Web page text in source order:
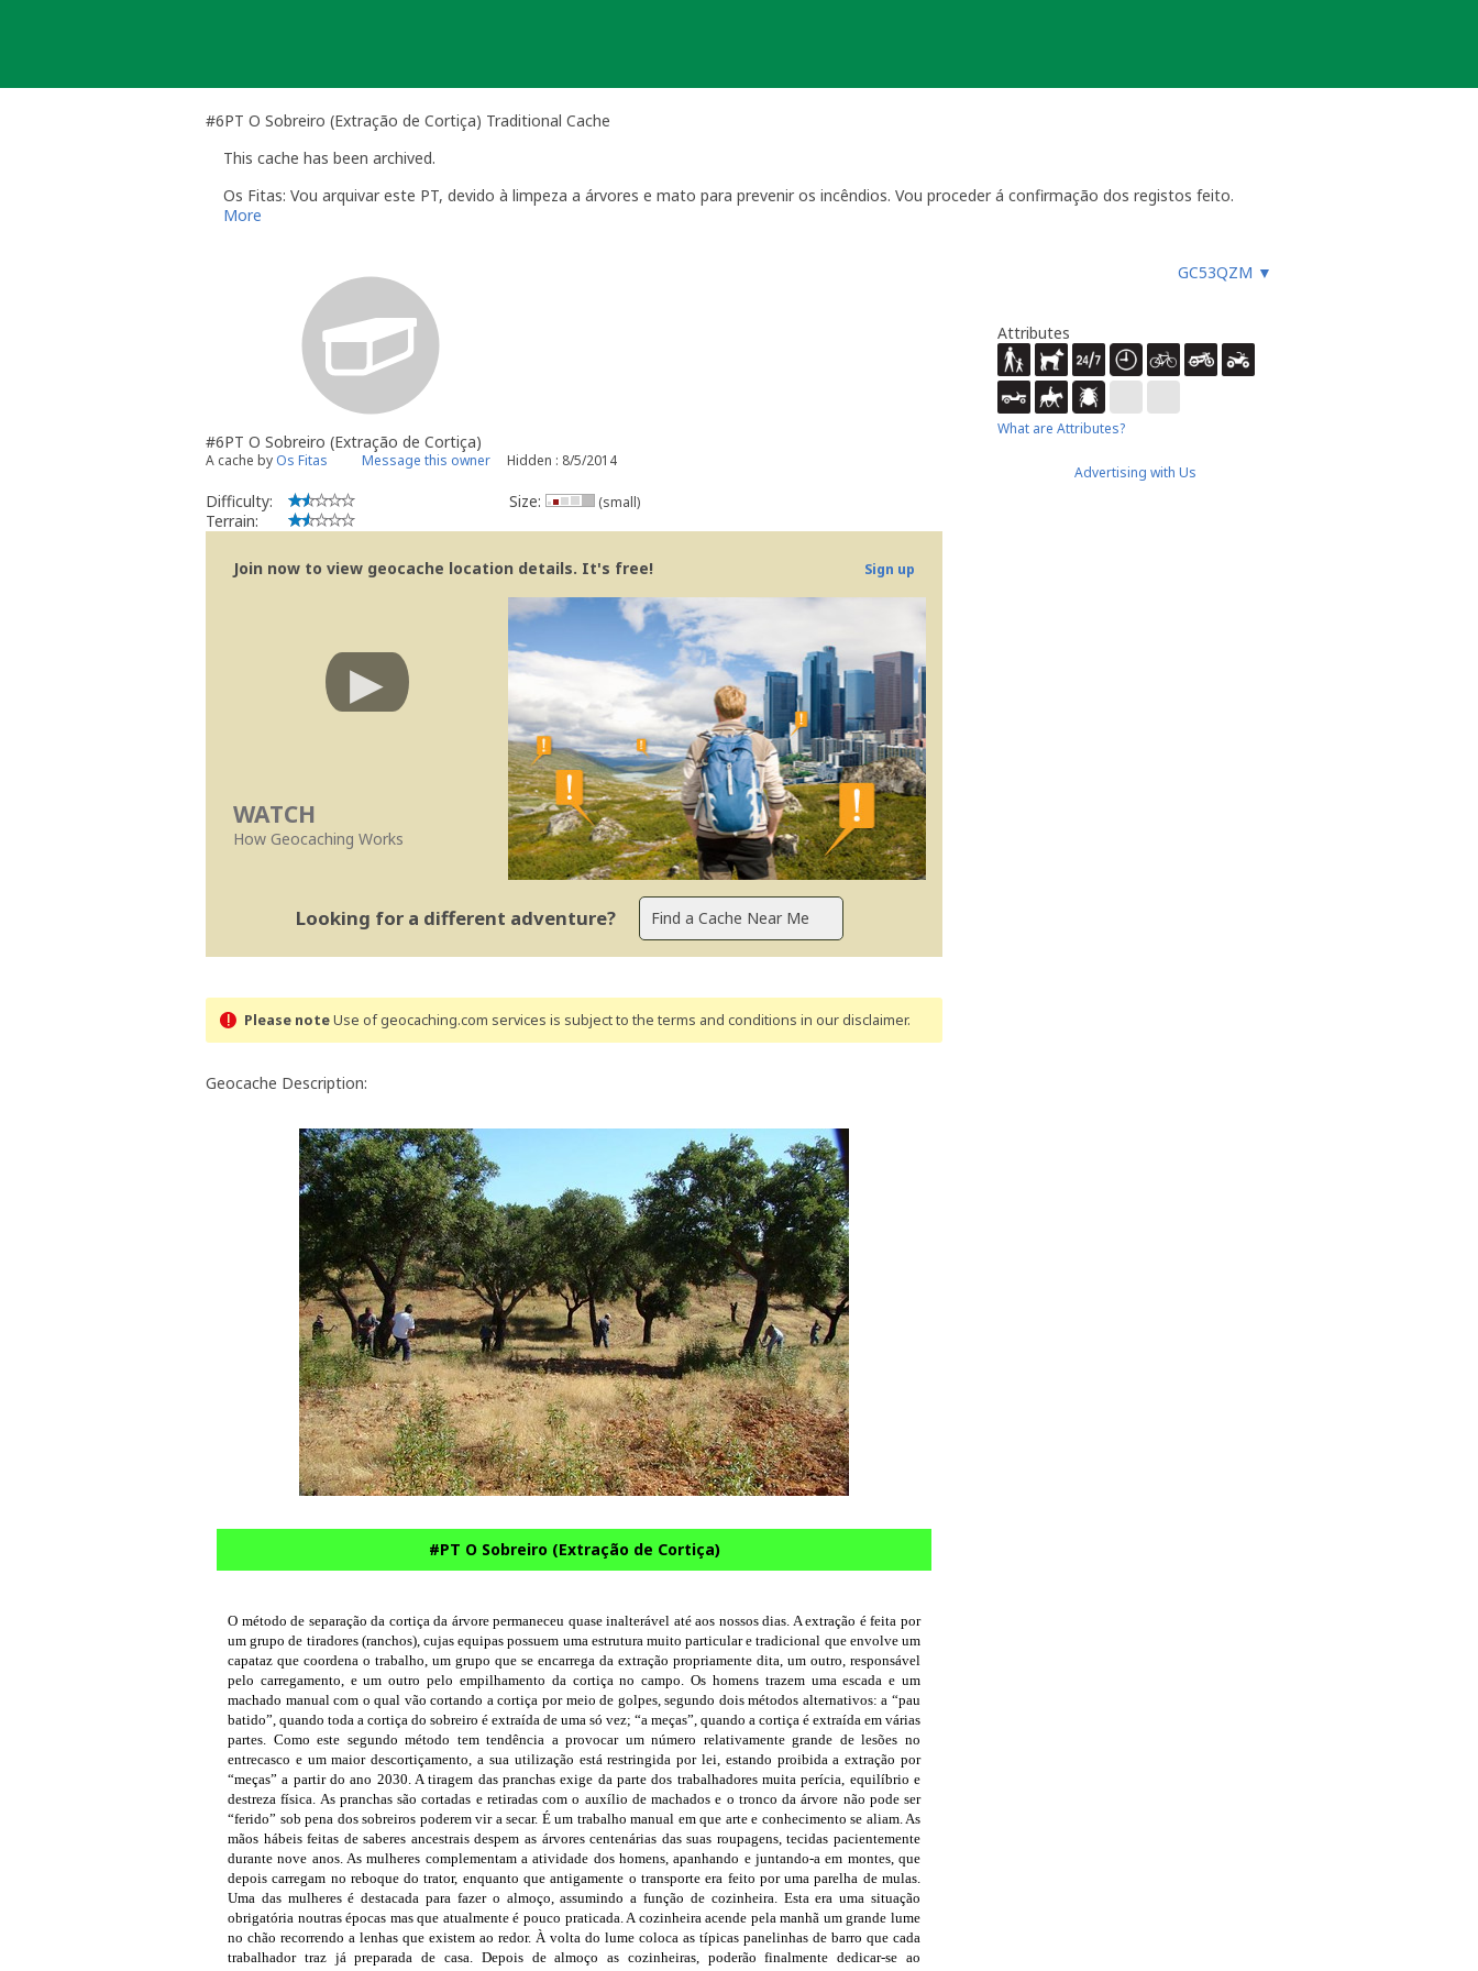
#6PT O Sobreiro (Extração de Cortiça) Traditional Cache
This cache has been archived.
Os Fitas: Vou arquivar este PT, devido à limpeza a árvores e mato para prevenir os incêndios. Vou proceder á confirmação dos registos feito.
More
GC53QZM ▼
#6PT O Sobreiro (Extração de Cortiça)
A cache by Os Fitas Message this owner Hidden : 8/5/2014
Difficulty:
Terrain:
Size: (small)
Join now to view geocache location details. It's free! Sign up
WATCH
How Geocaching Works
Looking for a different adventure?
Please noteUse of geocaching.com services is subject to the terms and conditions in our disclaimer.
Geocache Description:
#PT O Sobreiro (Extração de Cortiça)
O método de separação da cortiça da árvore permaneceu quase inalterável até aos nossos dias. A extração é feita por
um grupo de tiradores (ranchos), cujas equipas possuem uma estrutura muito particular e tradicional que envolve um
capataz que coordena o trabalho, um grupo que se encarrega da extração propriamente dita, um outro, responsável
pelo carregamento, e um outro pelo empilhamento da cortiça no campo. Os homens trazem uma escada e um
machado manual com o qual vão cortando a cortiça por meio de golpes, segundo dois métodos alternativos: a “pau
batido”, quando toda a cortiça do sobreiro é extraída de uma só vez; “a meças”, quando a cortiça é extraída em várias
partes. Como este segundo método tem tendência a provocar um número relativamente grande de lesões no
entrecasco e um maior descortiçamento, a sua utilização está restringida por lei, estando proibida a extração por
“meças” a partir do ano 2030. A tiragem das pranchas exige da parte dos trabalhadores muita perícia, equilíbrio e
destreza física. As pranchas são cortadas e retiradas com o auxílio de machados e o tronco da árvore não pode ser
“ferido” sob pena dos sobreiros poderem vir a secar. É um trabalho manual em que arte e conhecimento se aliam. As
mãos hábeis feitas de saberes ancestrais despem as árvores centenárias das suas roupagens, tecidas pacientemente
durante nove anos. As mulheres complementam a atividade dos homens, apanhando e juntando-a em montes, que
depois carregam no reboque do trator, enquanto que antigamente o transporte era feito por uma parelha de mulas.
Uma das mulheres é destacada para fazer o almoço, assumindo a função de cozinheira. Esta era uma situação
obrigatória noutras épocas mas que atualmente é pouco praticada. A cozinheira acende pela manhã um grande lume
no chão recorrendo a lenhas que existem ao redor. À volta do lume coloca as típicas panelinhas de barro que cada
trabalhador traz já preparada de casa. Depois de almoço as cozinheiras, poderão finalmente dedicar-se ao
Attributes
What are Attributes?
Advertising with Us